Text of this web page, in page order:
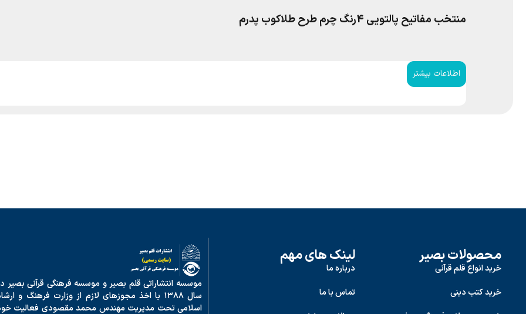
منتخب مفاتیح پالتویی 4رنگ چرم طرح طلاکوب پدرم
اطلاعات بیشتر
محصولات بصیر
خرید انواع قلم قرآنی
خرید کتب دینی
لینک های مهم
درباره ما
تماس با ما
موسسه انتشاراتی قلم بصیر و موسسه فرهنگی قرآنی بصیر
سال ۱۳۸۸ با اخذ مجوزهای لازم از وزارت فرهنگ و
اسلامی تحت مدیریت مهندس محمد مقصودی فعالیت